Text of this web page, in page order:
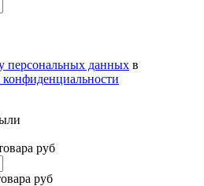
персональных данных в
руб
руб